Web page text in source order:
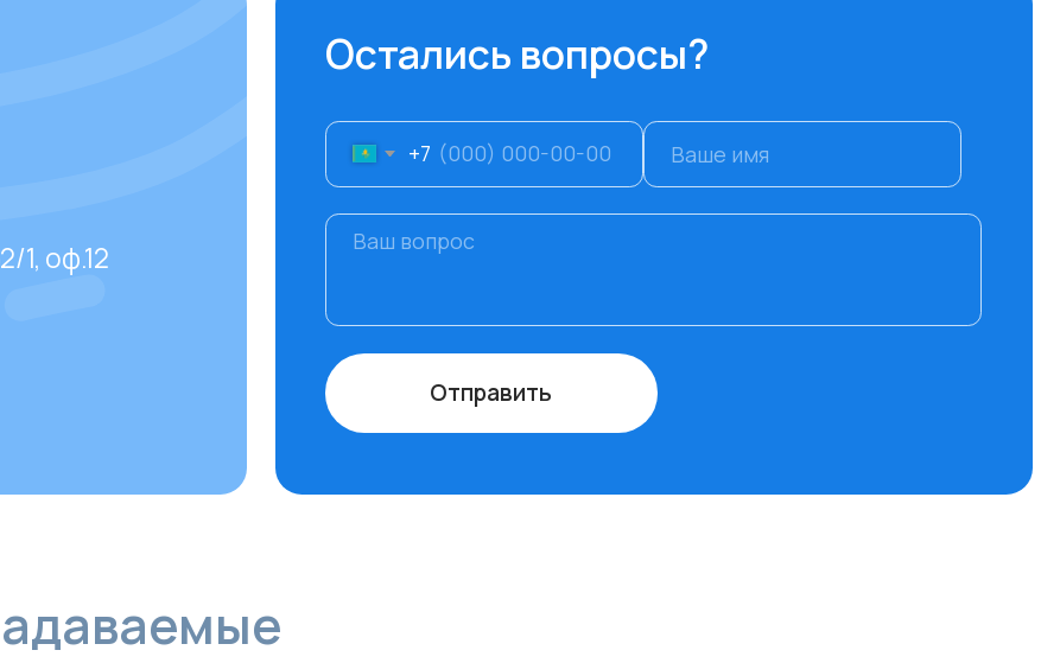
Отправить